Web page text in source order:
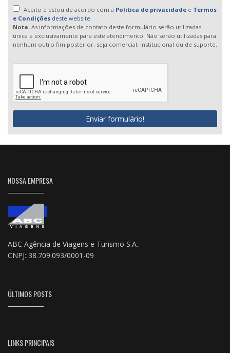
Aceito e estou de acordo com a Política de privacidadee Termos
e Condições deste website.
Nota. As informações de contato deste formulário serão utilizadas
única e exclusivamente para este atendimento. Não serão utilizadas para
nenhum outro fim posterior, seja comercial, institucional ou de suporte.
Enviar formulário!
NOSSA EMPRESA
ABC Agência de Viagens e Turismo S.A.
CNPJ: 38.709.093/0001-09
ÚLTIMOS POSTS
LINKS PRINCIPAIS